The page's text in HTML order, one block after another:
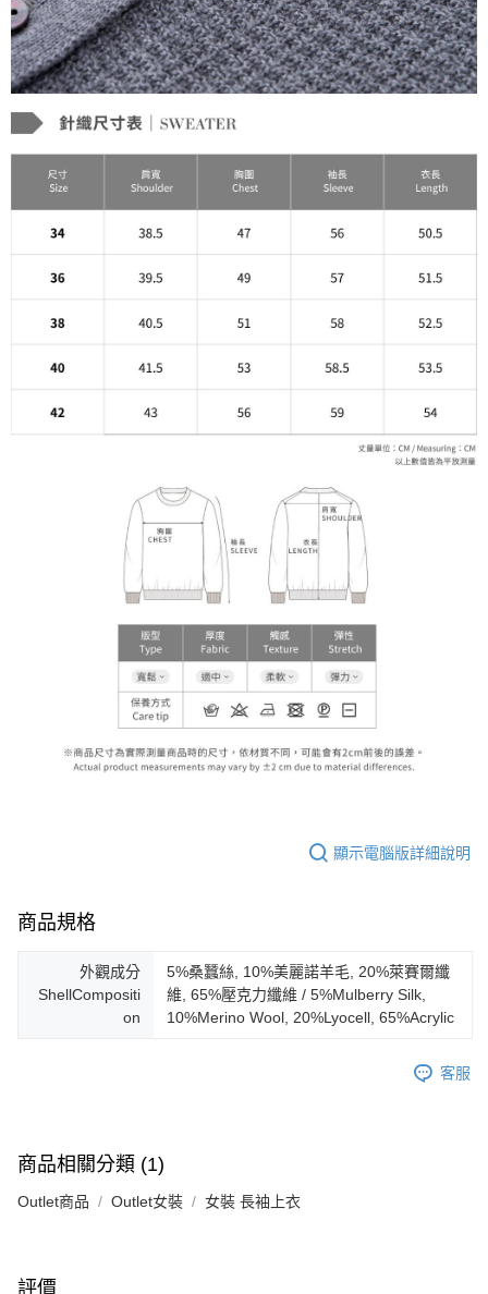
顯示電腦版詳細說明
商品規格
外觀成分
ShellCompositi
on
5%桑蠶絲, 10%美麗諾羊毛, 20%萊賽爾纖
維, 65%壓克力纖維 / 5%Mulberry Silk,
10%Merino Wool, 20%Lyocell, 65%Acrylic
客服
商品相關分類 (1)
Outlet商品 Outlet女裝 女裝 長袖上衣
評價